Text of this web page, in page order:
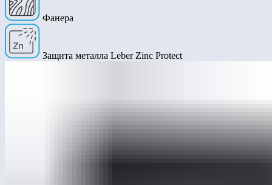
Фанера
Защита металла Leber Zinc Protect